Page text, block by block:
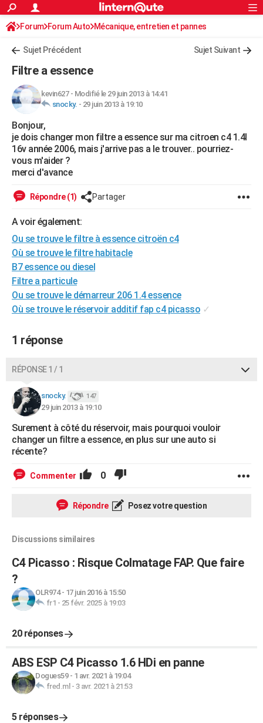
ACTUALITÉS
Politique
Société
Faits Divers
Education
Monde
Villes
+
FINANCE
Retraite
Impôts
Epargne
Immobilier
Risques naturels par ville
Banque
Assurance
Crédit
AUTO
Essais
Réserver un essai
Citadines
Berlines
SUV
Forum auto
+HIGH-TECH
Mobiles
Meilleur smartphone
Internet
Ordinateurs
Jeux vidéo
Guide high-tech
BRICOLAGE
Forum
Aménagement intérieur
Extérieur
Cuisine
Salle de bains
Jardinage
Rangement
Guides de France
Escapades
Patrimoine
Expositions
Musées
Week-end nature
Art de vivre
Bien-être
Loisirs
Mode
Modes de vie
Alimentation
Guide de la santé
Maladies
Médicaments
Sommeil
VOYAGE
PHOTO
GUIDES D'ACHAT
CARTE DE VOEUX
Carte de Noël
Carte Bonne année
Carte Saint-Valentin
Carte Pâques
Carte d'anniversaire
DICTIONNAIRE
Dictionnaire
Biographies
Citations
Expressions
Proverbes
PROGRAMME TV
S'inscrire
Se connecter
Lycées
Collèges
Primaires
Universités
Entreprises
Service militaire
Avis de recherche
AVIS DE DÉCÈS
FORUM
Rechercher
S'inscrire
Connexion
Forum Forum Auto Mécanique, entretien et pannes
Sujet Précédent Sujet Suivant
Filtre a essence
kevin627- Modifié le 29 juin 2013 à 14:41
snocky. - 29 juin 2013 à 19:10
Bonjour,
je dois changer mon filtre a essence sur ma citroen c4 1.4l
16v année 2006, mais j'arrive pas a le trouver.. pourriez-
vous m'aider ?
merci d'avance
Répondre (1) Partager
A voir également:
Ou se trouve le filtre à essence citroën c4
Où se trouve le filtre habitacle
B7 essence ou diesel
Filtre a particule
Ou se trouve le démarreur 206 1.4 essence
Où se trouve le réservoir additif fap c4 picasso ✓
1 réponse
RÉPONSE 1 / 1
snocky. 147
29 juin 2013 à 19:10
Surement à côté du réservoir, mais pourquoi vouloir
changer un filtre a essence, en plus sur une auto si
récente?
Commenter 0
Répondre Posez votre question
Discussions similaires
C4 Picasso : Risque Colmatage FAP. Que faire
?
OLR974- 17 juin 2016 à 15:50
fr1 - 25 févr. 2025 à 19:03
20 réponses
ABS ESP C4 Picasso 1.6 HDi en panne
Dogues59- 1 avr. 2021 à 19:04
fred.ml - 3 avr. 2021 à 21:53
5 réponses